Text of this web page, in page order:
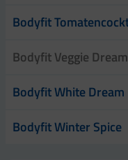
Bodyfit
Bodyfit Veggie Dream
Bodyfit White Dream
Bodyfit Winter Spice